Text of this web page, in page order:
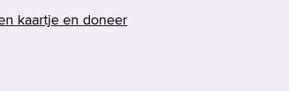
kaartje en doneer